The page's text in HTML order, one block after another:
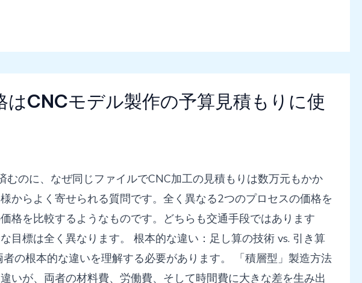
CNCモデル製作の予算見積もりに使
のに、なぜ同じファイルでCNC加工の見積もりは数万元もかか
からよく寄せられる質問です。全く異なる2つのプロセスの価格を
格を比較するようなものです。どちらも交通手段ではあります
目標は全く異なります。 根本的な違い：足し算の技術 vs. 引き算
の根本的な違いを理解する必要があります。 「積層型」製造方法
いが、両者の材料費、労働費、そして時間費に大きな差を生み出